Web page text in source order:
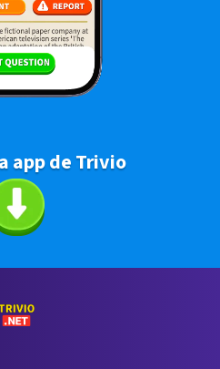
app de Trivio